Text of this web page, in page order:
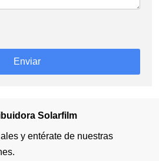
Enviar
Solarfilm
y entérate de nuestras